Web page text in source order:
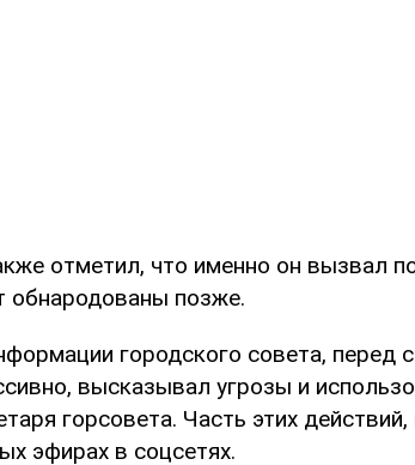
отметил, что именно он вызвал
обнародованы позже.
городского совета, перед
высказывал угрозы и
горсовета. Часть этих
эфирах в соцсетях.